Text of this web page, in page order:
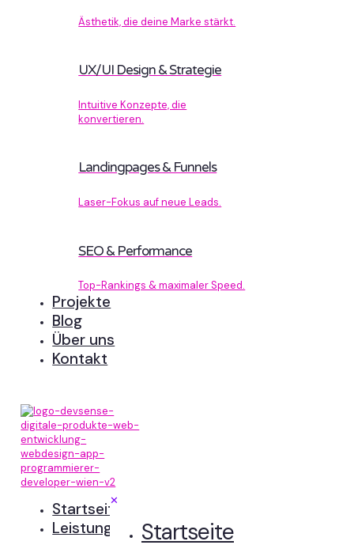
Ästhetik, die deine Marke stärkt.
UX/UI Design & Strategie
Intuitive Konzepte, die
konvertieren.
Landingpages & Funnels
Laser-Fokus auf neue Leads.
SEO & Performance
Top-Rankings & maximaler Speed.
Projekte
Blog
Über uns
Kontakt
✕
Startseite
Startseite
Leistungen